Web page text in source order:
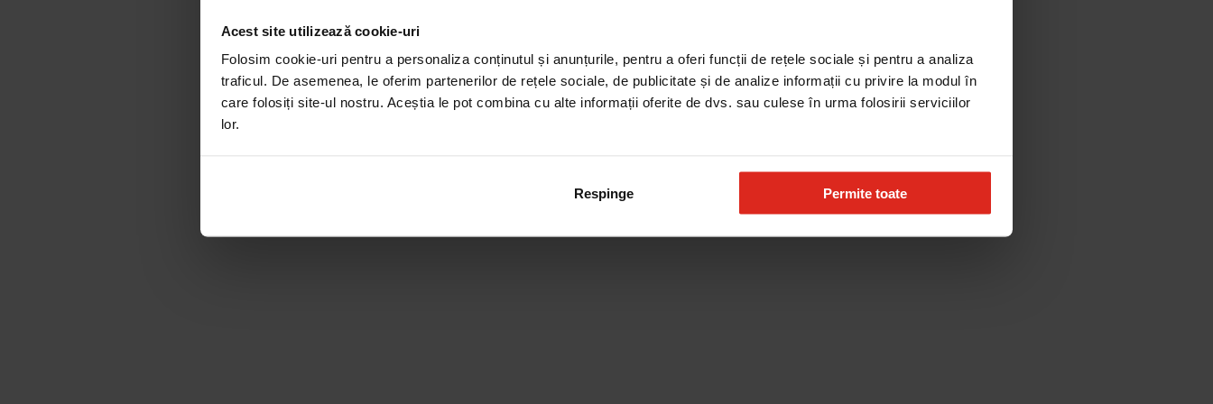
Acest site utilizează cookie-uri
Folosim cookie-uri pentru a personaliza conținutul și anunțurile, pentru a oferi funcții de rețele sociale și pentru a analiza
traficul. De asemenea, le oferim partenerilor de rețele sociale, de publicitate și de analize informații cu privire la modul în
care folosiți site-ul nostru. Aceștia le pot combina cu alte informații oferite de dvs. sau culese în urma folosirii serviciilor
lor.
Respinge Permite toate